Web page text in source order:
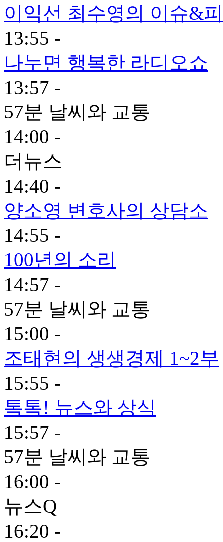
이익선 최수영의 이슈&
13:55 -
나누면 행복한 라디오쇼
13:57 -
57분 날씨와 교통
14:00 -
더뉴스
14:40 -
양소영 변호사의 상담소
14:55 -
100년의 소리
14:57 -
57분 날씨와 교통
15:00 -
조태현의 생생경제 1~2부
15:55 -
톡톡! 뉴스와 상식
15:57 -
57분 날씨와 교통
16:00 -
뉴스Q
16:20 -